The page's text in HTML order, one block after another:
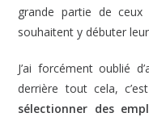
grande partie de
souhaitent y débuter
J’ai forcément oublié
derrière tout cela,
sélectionner des